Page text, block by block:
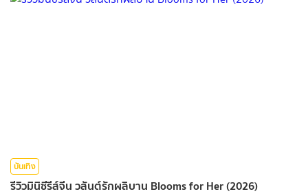
บันเทิง
รีวิวมินิซีรีส์จีน วสันต์รักผลิบาน Blooms for Her (2026)